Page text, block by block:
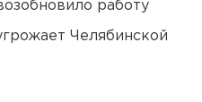
работу
Челябинской